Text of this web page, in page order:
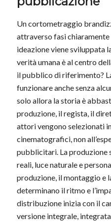
Un cortometraggio
attraverso fasi
ideazione viene sviluppata
verità umana è al centro
il pubblico di riferimento?
funzionare anche senza
solo allora la storia è
produzione, il regista, il
attori vengono selezionati
cinematografici, non
pubblicitari. La produzione
reali, luce naturale e
produzione, il montaggio e
determinano il ritmo e
distribuzione inizia con il
versione integrale,